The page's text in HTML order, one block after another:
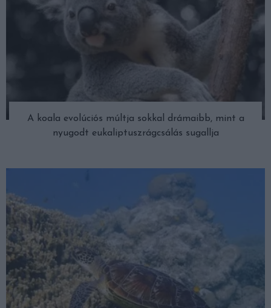
A koala evolúciós múltja sokkal drámaibb, mint a
nyugodt eukaliptuszrágcsálás sugallja